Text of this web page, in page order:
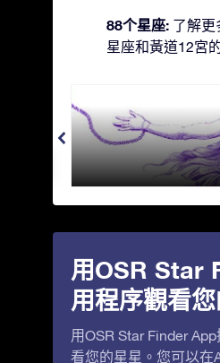
88个星座: 了解更
星座和黃道12宮
Andromeda - 被鐵鍊
用OSR Star
用程序觀看您
用OSR Star Finder
看您的星星。您可以在